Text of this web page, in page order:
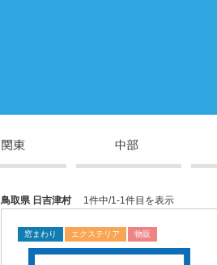
鳥取県 日吉津村1件中/1-1件目を表示
窓まわり エクステリア 物販